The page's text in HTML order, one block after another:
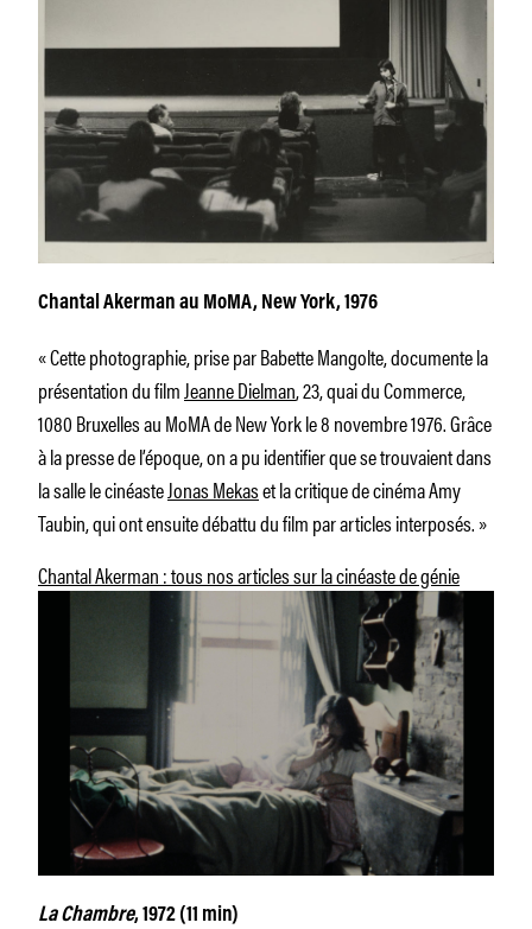
Chantal Akerman au MoMA, New York, 1976
« Cette photographie, prise par Babette Mangolte, documente la
présentation du filmJeanne Dielman, 23, quai du Commerce,
1080 Bruxelles au MoMA de New York le 8 novembre 1976. Grâce
à la presse de l’époque, on a pu identifier que se trouvaient dans
la salle le cinéasteJonas Mekaset la critique de cinéma Amy
Taubin, qui ont ensuite débattu du film par articles interposés. »
Chantal Akerman : tous nos articles sur la cinéaste de génie
La Chambre, 1972 (11 min)